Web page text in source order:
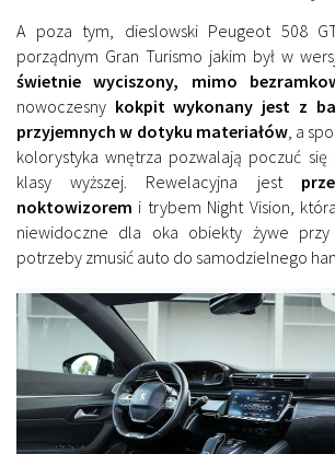
A poza tym, dieslowski Peugeot 508
porządnym Gran Turismo jakim był w
świetnie wyciszony, mimo
nowoczesny kokpit wykonany jest z
przyjemnych w dotyku materiałów, a
kolorystyka wnętrza pozwalają poczuć
klasy wyższej. Rewelacyjna jest
noktowizorem i trybem Night Vision,
niewidoczne dla oka obiekty żywe
potrzeby zmusić auto do samodzielnego